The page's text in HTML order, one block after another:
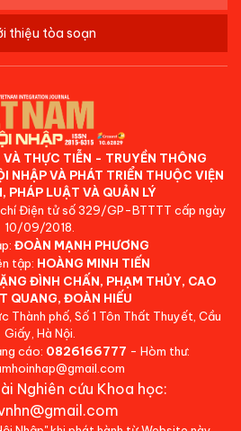
thiệu tòa soạn
VÀ THỰC TIỄN - TRUYỀN THÔNG
NHẬP VÀ PHÁT TRIỂN THUỘC VIỆN
PHÁP LUẬT VÀ QUẢN LÝ
Điện tử số 329/GP-BTTTT cấp ngày
10/09/2018.
ĐOÀN MẠNH PHƯƠNG
tập: HOÀNG MINH TIẾN
ĐÌNH CHẤN, PHẠM THỦY, CAO
QUANG, ĐOÀN HIẾU
Thành phố, Số 1 Tôn Thất Thuyết, Cầu
Giấy, Hà Nội.
cáo: 0826166777 - Hòm thư:
Nghiên cứu Khoa học: